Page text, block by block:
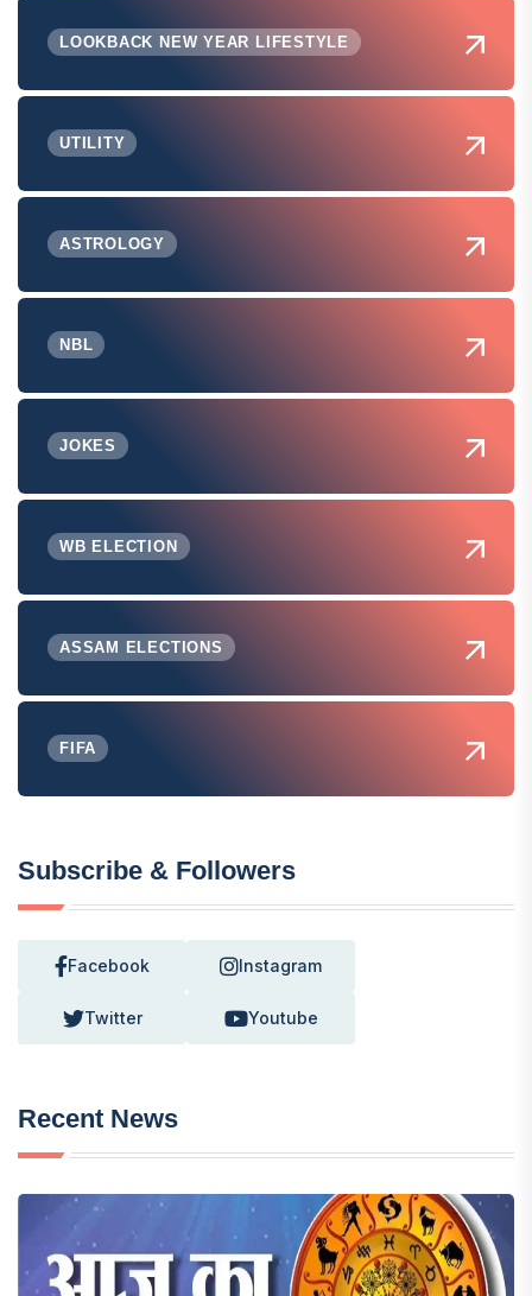
LOOKBACK NEW YEAR LIFESTYLE
UTILITY
ASTROLOGY
NBL
JOKES
WB ELECTION
ASSAM ELECTIONS
FIFA
Subscribe & Followers
Facebook Instagram
Twitter Youtube
Recent News